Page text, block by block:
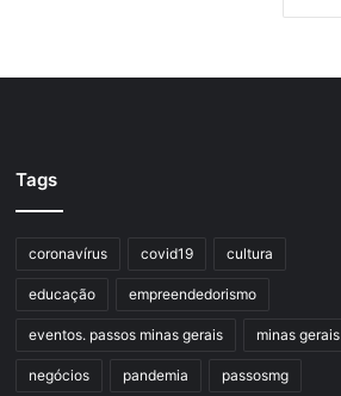
Tags
coronavírus covid19 cultura
educação empreendedorismo
eventos. passos minas gerais minas gerais
negócios pandemia passosmg